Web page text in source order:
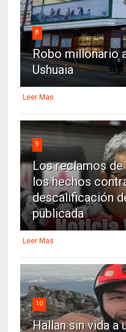
8
Robo millonario
Ushuaia
Leer Mas
9
Los reclamos
los hechos
descalificación
publicada
Leer Mas
10
Hallan sin vida a